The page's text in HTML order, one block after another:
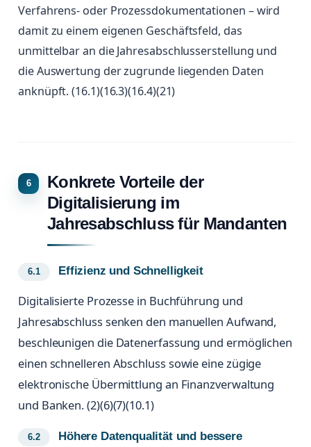
Verfahrens- oder Prozessdokumentationen – wird
damit zu einem eigenen Geschäftsfeld, das
unmittelbar an die Jahresabschlusserstellung und
die Auswertung der zugrunde liegenden Daten
anknüpft. (16.1)(16.3)(16.4)(21)
Konkrete Vorteile der
Digitalisierung im
Jahresabschluss für Mandanten
Effizienz und Schnelligkeit
Digitalisierte Prozesse in Buchführung und
Jahresabschluss senken den manuellen Aufwand,
beschleunigen die Datenerfassung und ermöglichen
einen schnelleren Abschluss sowie eine zügige
elektronische Übermittlung an Finanzverwaltung
und Banken. (2)(6)(7)(10.1)
Höhere Datenqualität und bessere